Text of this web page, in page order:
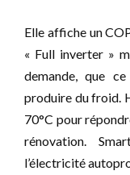
Elle affiche un
« Full inverter »
demande, que
produire du froid.
70°C pour
rénovation.
l’électricité